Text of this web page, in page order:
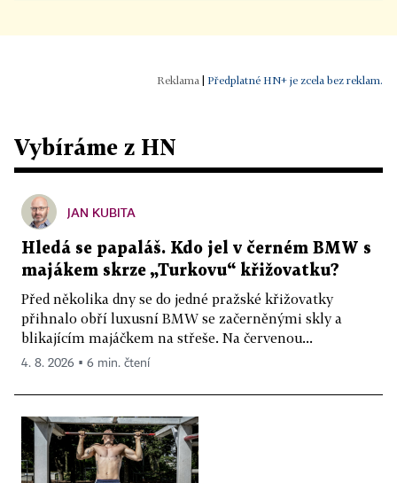
Předplatné HN+ je zcela bez reklam.
Vybíráme z HN
JAN KUBITA
Hledá se papaláš. Kdo jel v černém BMW s
majákem skrze „Turkovu“ křižovatku?
Před několika dny se do jedné pražské křižovatky
přihnalo obří luxusní BMW se začerněnými skly a
blikajícím majáčkem na střeše. Na červenou...
4. 8. 2026 ▪ 6 min. čtení